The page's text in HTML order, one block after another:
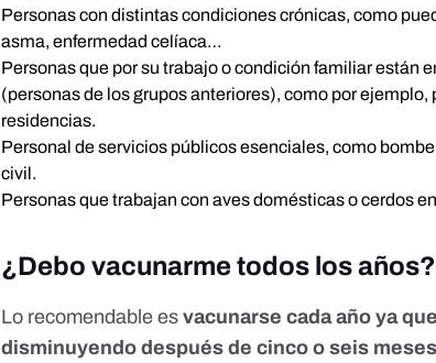
Personas con distintas condiciones crónicas, como
asma, enfermedad celíaca…
Personas que por su trabajo o condición familiar están
(personas de los grupos anteriores), como por
residencias.
Personal de servicios públicos esenciales, como
civil.
Personas que trabajan con aves domésticas o cerdos
¿Debo vacunarme todos los años?
Lo recomendable esvacunarse cada año ya
disminuyendo después de cinco o seis meses